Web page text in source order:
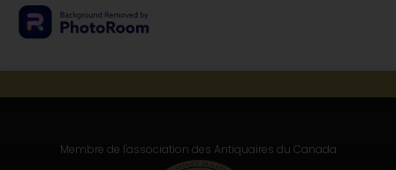
Membre de l'association des Antiquaires du Canada